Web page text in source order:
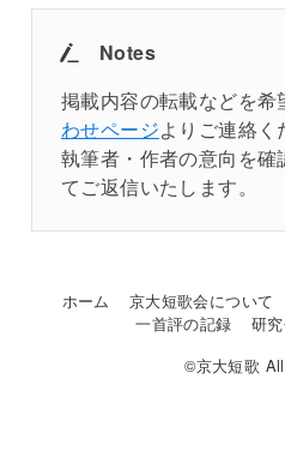
Notes
掲載内容の転載などを希
わせページよりご連絡く
執筆者・作者の意向を
てご返信いたします。
ホーム 京大短歌会について
一首評の記録
研
©京大短歌